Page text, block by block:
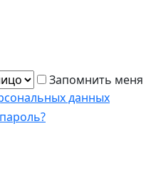
Запомнить меня
данных